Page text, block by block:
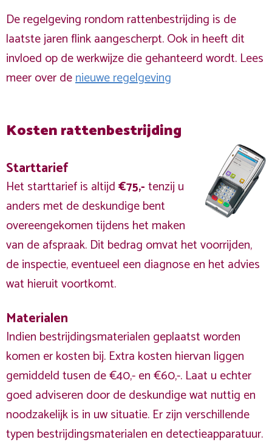
De regelgeving rondom rattenbestrijding is de
laatste jaren flink aangescherpt. Ook in heeft dit
invloed op de werkwijze die gehanteerd wordt. Lees
meer over denieuwe regelgeving
Kosten rattenbestrijding
Starttarief
Het starttarief is altijd€75,-tenzij u
anders met de deskundige bent
overeengekomen tijdens het maken
van de afspraak. Dit bedrag omvat het voorrijden,
de inspectie, eventueel een diagnose en het advies
wat hieruit voortkomt.
Materialen
Indien bestrijdingsmaterialen geplaatst worden
komen er kosten bij. Extra kosten hiervan liggen
gemiddeld tusen de €40,- en €60,-. Laat u echter
goed adviseren door de deskundige wat nuttig en
noodzakelijk is in uw situatie. Er zijn verschillende
typen bestrijdingsmaterialen en detectieapparatuur.